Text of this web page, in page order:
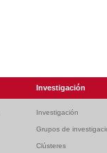
Investigación
Investigación
Grupos de
Clústeres